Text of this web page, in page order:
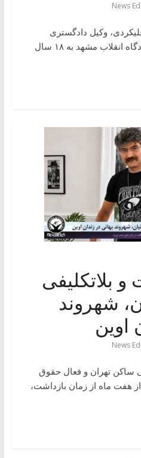
News
وکیل دادگستری
جانباخته، توسط شعبه اول دادگاه انقلاب مشهد به ۱۸ سال
و بلاتکلیفی
شهروند
اوین
News
ساکن تهران و فعال حقوق
هفت ماه از زمان بازداشت،